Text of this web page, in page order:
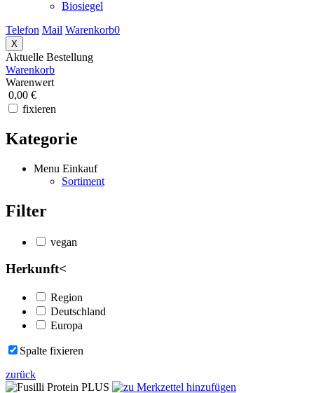
Biosiegel
Telefon Mail Warenkorb0
X
Aktuelle Bestellung
Warenkorb
Warenwert
0,00 €
fixieren
Kategorie
Menu Einkauf
Sortiment
Filter
vegan
Herkunft<
Region
Deutschland
Europa
Spalte fixieren
zurück